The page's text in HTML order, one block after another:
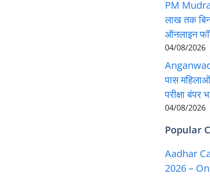
PM
लाख तक
ऑनलाइन
04/08/2026
पास
परीक्षा बंपर
04/08/2026
Popular
Aadhar
2026 –